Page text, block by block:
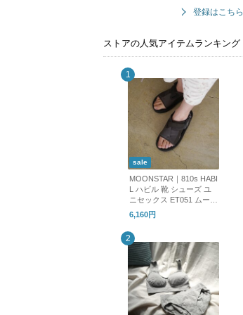
登録はこちら
ストアの人気アイテムランキング
sale
MOONSTAR｜810s HABI
L ハビル 靴 シューズ ユ
ニセックス ET051 ムーン
スター エイトテンス
6,160円